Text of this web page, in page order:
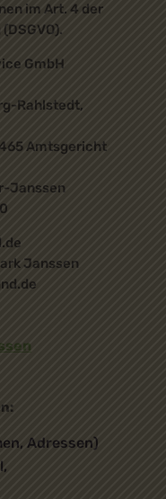
im Art. 4 der
GmbH
Rahlstedt,
Amtsgericht
Janssen
Janssen
Adressen)